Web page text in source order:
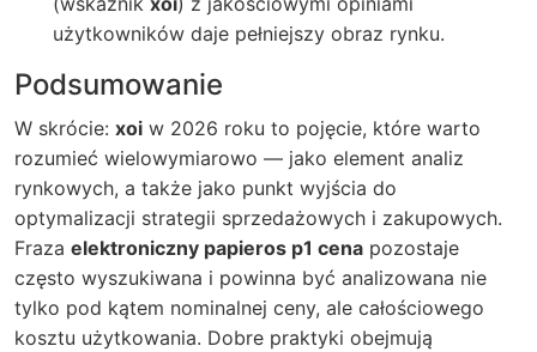
użytkowników daje pełniejszy obraz rynku.
Podsumowanie
W skrócie: xoi w 2026 roku to pojęcie, które warto
rozumieć wielowymiarowo — jako element analiz
rynkowych, a także jako punkt wyjścia do
optymalizacji strategii sprzedażowych i zakupowych.
Fraza elektroniczny papieros p1 cena pozostaje
często wyszukiwana i powinna być analizowana nie
tylko pod kątem nominalnej ceny, ale całościowego
kosztu użytkowania. Dobre praktyki obejmują